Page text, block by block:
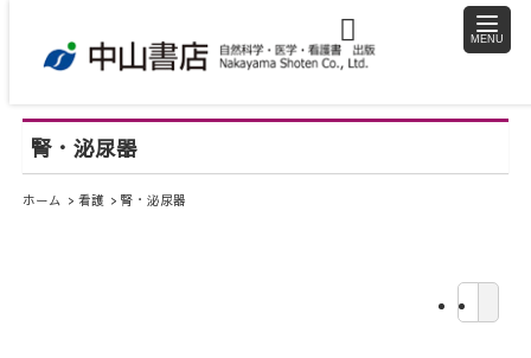
toggle
腎・泌尿器
ホーム 看護 腎・泌尿器